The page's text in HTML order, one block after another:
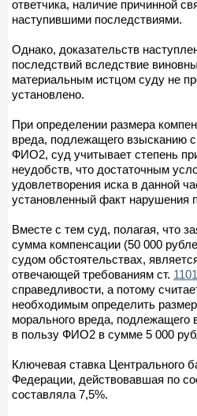
ответчика, наличие причинной
наступившими последствиями.
Однако, доказательств
последствий вследствие
материальным истцом суду не
установлено.
При определении размера
вреда, подлежащего взысканию с
ФИО2, суд учитывает степень
неудобств, что достаточным
удовлетворения иска в данной
установленный факт нарушения
Вместе с тем суд, полагая, что
сумма компенсации (50 000
судом обстоятельствах,
отвечающей требованиям ст.
справедливости, а потому
необходимым определить
морального вреда, подлежащего
в пользу ФИО2 в сумме 5 000
Ключевая ставка Центрального
Федерации, действовавшая по
составляла 7,5%.